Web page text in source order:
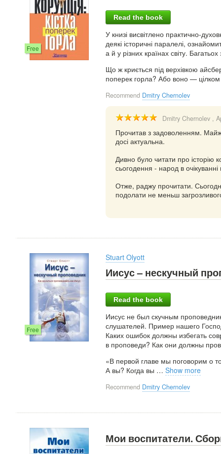
Free
Read the book
У книзі висвітлено практично-
деякі історичні паралелі,
а й у різних країнах світу.
Що ж криється під верхівкою
поперек горла? Або воно —
Recommend Dmitry Chernolev
Dmitry Chernolev ,
Прочитав з задоволенням.
досі актуальна.
Дивно було читати про історію
сьогодення - народ в
Отже, раджу прочитати.
подолати не меньш
Free
Stuart Olyott
Иисус – нескучный
Read the book
Иисус не был скучным
слушателей. Пример нашего
Каких ошибок должны избегать
в проповеди? Как они должны
«В первой главе мы поговорим о
А вы? Когда вы … Show more
Recommend Dmitry Chernolev
Мои воспитатели.